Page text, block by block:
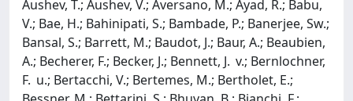
Aushev, T.; Aushev, V.; Aversano, M.; Ayad, R.; Babu,
V.; Bae, H.; Bahinipati, S.; Bambade, P.; Banerjee, Sw.;
Bansal, S.; Barrett, M.; Baudot, J.; Baur, A.; Beaubien,
A.; Becherer, F.; Becker, J.; Bennett, J. v.; Bernlochner,
F. u.; Bertacchi, V.; Bertemes, M.; Bertholet, E.;